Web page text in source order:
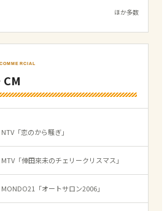
ほか多数
CM
NTV「恋のから騒ぎ」
MTV「倖田來未のチェリークリスマス」
MONDO21「オートサロン2006」